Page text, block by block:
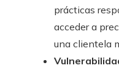
prácticas
acceder a
una clientela